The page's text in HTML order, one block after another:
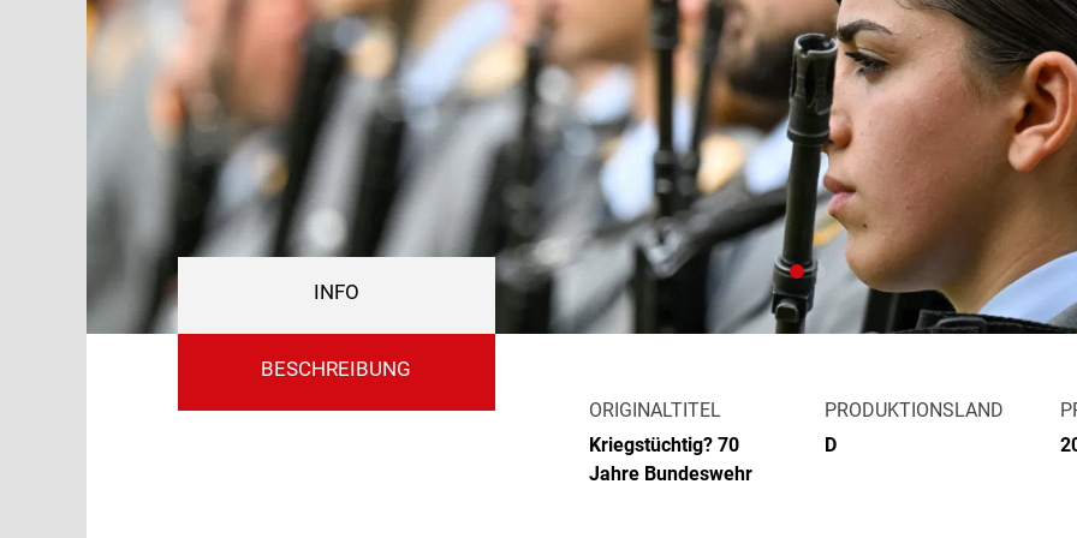
INFO
BESCHREIBUNG
ORIGINALTITEL
Kriegstüchtig? 70
Jahre Bundeswehr
PRODUKTIONSLAND
D